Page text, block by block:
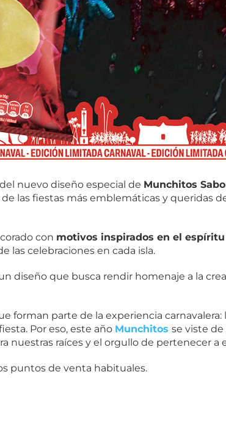
nuevo diseño especial de Munchitos
las fiestas más emblemáticas y queridas
con motivos inspirados en el
las celebraciones en cada isla.
diseño que busca rendir homenaje a la
forman parte de la experiencia carnavalera:
Por eso, este año Munchitos se viste de
nuestras raíces y el orgullo de pertenecer a
puntos de venta habituales.